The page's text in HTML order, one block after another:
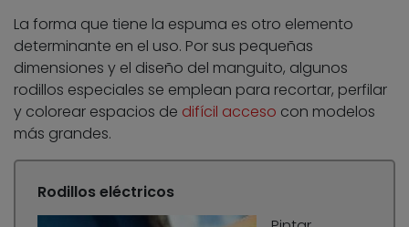
La forma que tiene la espuma es otro elemento
determinante en el uso. Por sus pequeñas
dimensiones y el diseño del manguito, algunos
rodillos especiales se emplean para recortar, perfilar
y colorear espacios de difícil acceso con modelos
más grandes.
Rodillos eléctricos